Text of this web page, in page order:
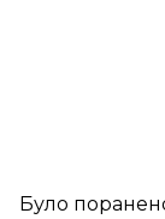
Було